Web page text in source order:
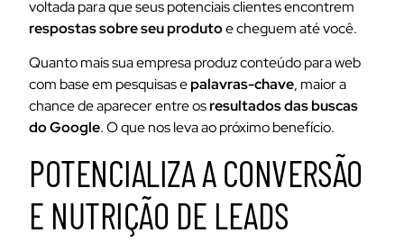
voltada para que seus potenciais clientes encontrem
respostas sobre seu produtoe cheguem até você.
Quanto mais sua empresa produz conteúdo para web
com base em pesquisas epalavras-chave, maior a
chance de aparecer entre osresultados das buscas
do Google. O que nos leva ao próximo benefício.
POTENCIALIZA A CONVERSÃO
E NUTRIÇÃO DE LEADS